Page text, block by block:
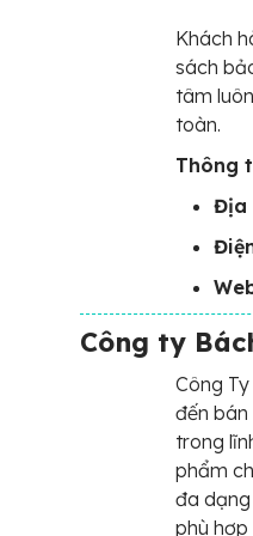
Khách
sách
tâm
toàn.
Thông
Địa
Công ty
Công
đến bán
trong
phẩm
đa
phù